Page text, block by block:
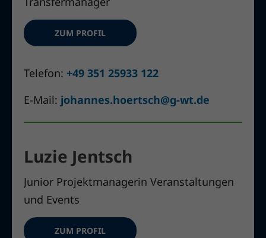
ZUM PROFIL
Telefon: +49 351 25933 122
E-Mail: johannes.hoertsch@g-wt.de
Luzie Jentsch
Junior Projektmanagerin Veranstaltungen
und Events
ZUM PROFIL